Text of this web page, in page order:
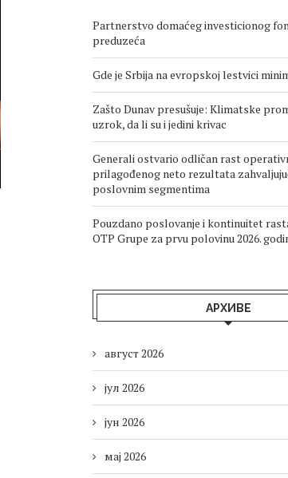
Partnerstvo domaćeg investicionog
preduzeća
Gde je Srbija na evropskoj lestvici
Zašto Dunav presušuje: Klimatske
uzrok, da li su i jedini krivac
Generali ostvario odličan rast
prilagođenog neto rezultata
poslovnim segmentima
Pouzdano poslovanje i kontinuitet
OTP Grupe za prvu polovinu 2026.
АРХИВЕ
август 2026
јул 2026
јун 2026
мај 2026